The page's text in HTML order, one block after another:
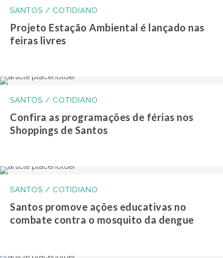
SANTOS / COTIDIANO
Projeto Estação Ambiental é lançado nas
feiras livres
SANTOS / COTIDIANO
Confira as programações de férias nos
Shoppings de Santos
SANTOS / COTIDIANO
Santos promove ações educativas no
combate contra o mosquito da dengue